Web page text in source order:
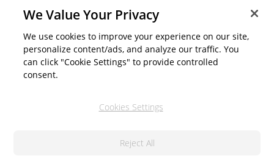
제품 업데이트
커뮤니티
회원 영역
지역 변경
We Value Your Privacy
We use cookies to improve your experience on our site,
personalize content/ads, and analyze our traffic. You
can click "Cookie Settings" to provide controlled
consent.
Cookies Settings
Reject All